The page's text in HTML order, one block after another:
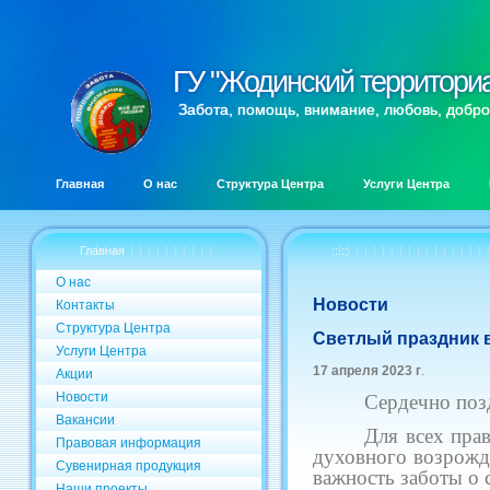
ГУ "Жодинский
ГУ "Жодинский
Забота, помощь, внимание, любовь, добро
Главная О нас Структура Центра Услуги Центра
Главная
О нас
Контакты
Структура Центра
Услуги Центра
Акции
Новости
Вакансии
Правовая информация
Сувенирная продукция
:: ::
Новости
Светлый праздник
17 апреля 2023 г.
Сердечно
Для всех
духовного
важность заботы